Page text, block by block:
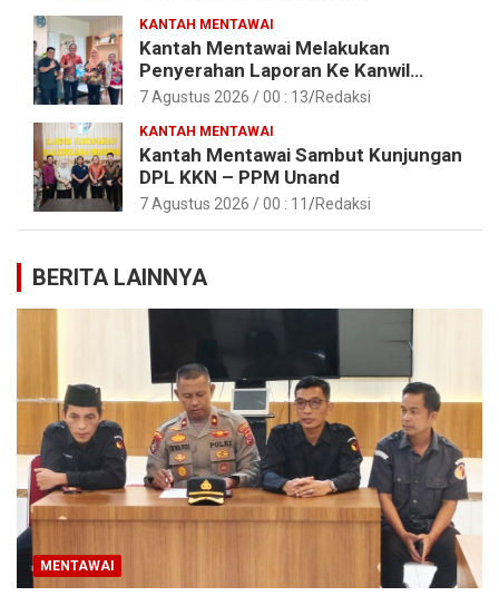
KANTAH MENTAWAI
Kantah Mentawai Melakukan
Penyerahan Laporan Ke Kanwil
Kemen ATR/BPN RI Sumbar
7 Agustus 2026 / 00 : 13 Redaksi
KANTAH MENTAWAI
Kantah Mentawai Sambut Kunjungan
DPL KKN – PPM Unand
7 Agustus 2026 / 00 : 11 Redaksi
BERITA LAINNYA
MENTAWAI